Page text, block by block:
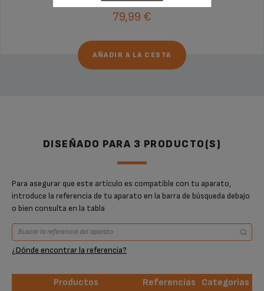
79,99 €
AÑADIR A LA CESTA
DISEÑADO PARA 3 PRODUCTO(S)
Para asegurar que este artículo es compatible con tu aparato,
introduce la referencia de tu aparato en la barra de búsqueda debajo
o bien consulta en la tabla
¿Dónde encontrar la referencia?
Productos Referencias
Categorias